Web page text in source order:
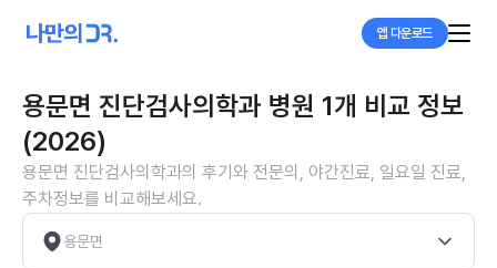
앱 다운로드
용문면 진단검사의학과 병원 1개 비교 정보
(2026)
용문면 진단검사의학과의 후기와 전문의, 야간진료, 일요일 진료,
주차정보를 비교해보세요.
용문면